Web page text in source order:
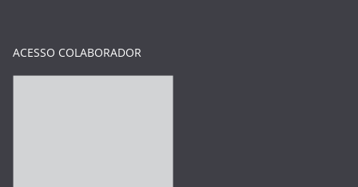
ACESSO COLABORADOR